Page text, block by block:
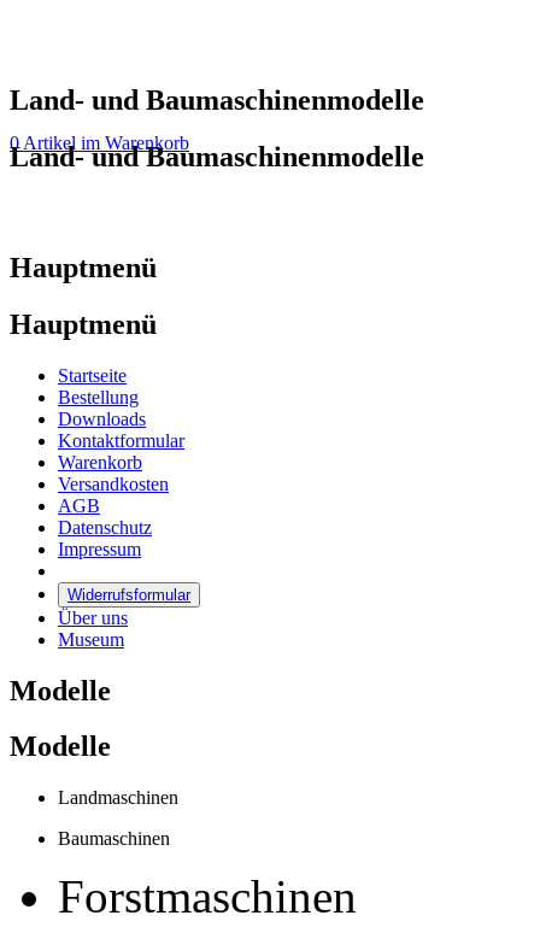
Land- und Baumaschinenmodelle
Land- und Baumaschinenmodelle
0 Artikel im Warenkorb
Hauptmenü
Hauptmenü
Startseite
Bestellung
Downloads
Kontaktformular
Warenkorb
Versandkosten
AGB
Datenschutz
Impressum
Widerrufsformular
Über uns
Museum
Modelle
Modelle
Landmaschinen
Baumaschinen
Forstmaschinen